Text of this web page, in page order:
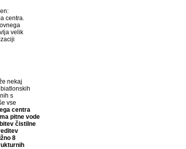
centra.
velik
nekaj
s
vse
centra
pitne vode
čistilne
8